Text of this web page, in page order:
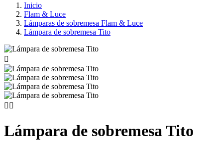
Inicio
Flam & Luce
Lámparas de sobremesa Flam & Luce
Lámpara de sobremesa Tito

 
Lámpara de sobremesa Tito